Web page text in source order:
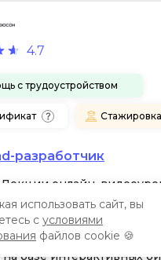
4.7
с трудоустройством
Стажировка
разработчик
Лекции онлайн,
тесты, работа на
React, TypeScript,
работ в портфолио,
на базе интерактивных
использовать сайт, вы
с условиями
файлов cookie 🍪